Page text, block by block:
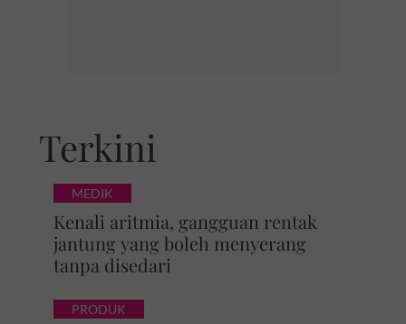
Terkini
MEDIK
Kenali aritmia, gangguan rentak
jantung yang boleh menyerang
tanpa disedari
PRODUK